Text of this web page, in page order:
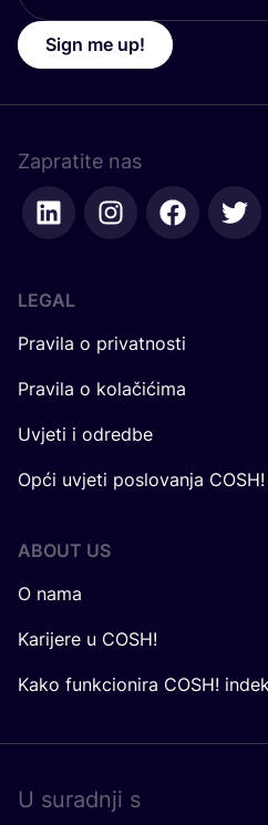
Sign me up!
Zapratite nas
LEGAL
Pravila o privatnosti
Pravila o kolačićima
Uvjeti i odredbe
Opći uvjeti poslovanja
ABOUT US
O nama
Karijere u COSH!
Kako funkcionira COSH!
U surad­nji s